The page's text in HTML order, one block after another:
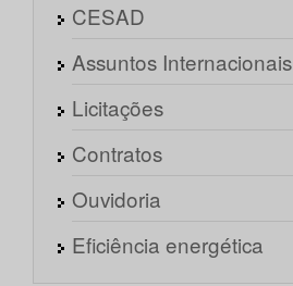
CESAD
Assuntos Internacionais
Licitações
Contratos
Ouvidoria
Eficiência energética